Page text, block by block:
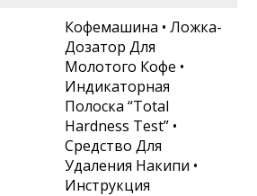
Кофемашина • Ложка-
Дозатор Для
Молотого Кофе •
Индикаторная
Полоска “Total
Hardness Test” •
Средство Для
Удаления Накипи •
Инструкция